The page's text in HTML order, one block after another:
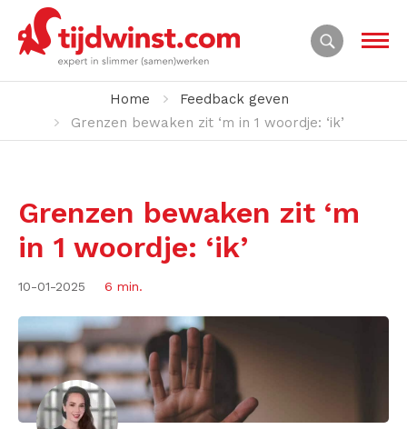
Home
Feedback geven
Grenzen bewaken zit ‘m in 1 woordje: ‘ik’
Grenzen bewaken zit ‘m
in 1 woordje: ‘ik’
10-01-2025 6 min.